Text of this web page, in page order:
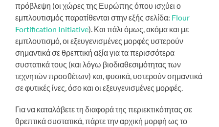
πρόβλεψη (οι χώρες της Ευρώπης όπου ισχύει ο
εμπλουτισμός παρατίθενται στην εξής σελίδα: Flour
Fortification Initiative). Και πάλι όμως, ακόμα και με
εμπλουτισμό, οι εξευγενισμένες μορφές υστερούν
σημαντικά σε θρεπτική αξία για τα περισσότερα
συστατικά τους (και λόγω βιοδιαθεσιμότητας των
τεχνητών προσθέτων) και, φυσικά, υστερούν σημαντικά
σε φυτικές ίνες, όσο και οι εξευγενισμένες μορφές.
Για να καταλάβετε τη διαφορά της περιεκτικότητας σε
θρεπτικά συστατικά, πάρτε την αρχική μορφή ως το